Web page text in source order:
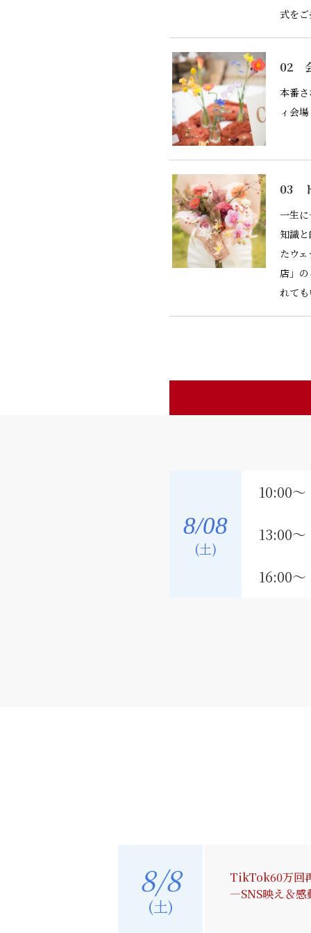
式を
02
本番
ィ会
03
一生
知識
たウ
店」
れても
8/08
(土)
10:00〜
13:00〜
16:00〜
8/8
(土)
TikTok60万回
―SNS映え＆感